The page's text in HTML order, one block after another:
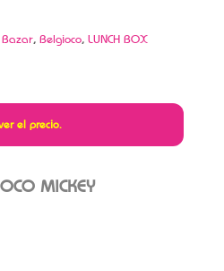
Bazar, Belgioco, LUNCH BOX
el precio.
MICKEY